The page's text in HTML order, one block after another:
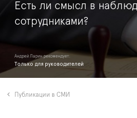
Есть ли смысл в
сотрудниками?
Андрей Ларин рекомендует:
Только для руководителей
Публикации в СМИ